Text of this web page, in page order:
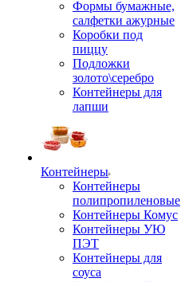
Формы бумажные,
салфетки ажурные
Коробки под
пиццу
Подложки
золото\серебро
Контейнеры для
лапши
Контейнеры
Контейнеры
полипропиленовые
Контейнеры Комус
Контейнеры УЮ
ПЭТ
Контейнеры для
соуса